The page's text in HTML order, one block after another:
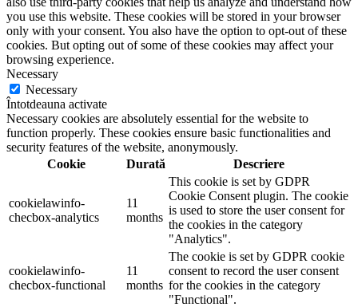
you use this website. These cookies will be stored in your browser
only with your consent. You also have the option to opt-out of these
cookies. But opting out of some of these cookies may affect your
browsing experience.
Necessary
Necessary
Întotdeauna activate
Necessary cookies are absolutely essential for the website to
function properly. These cookies ensure basic functionalities and
security features of the website, anonymously.
Cookie
Durată Descriere
cookielawinfo-
checbox-analytics
11
months
This cookie is set by GDPR
Cookie Consent plugin. The cookie
is used to store the user consent for
the cookies in the category
"Analytics".
cookielawinfo-
checbox-functional
11
months
The cookie is set by GDPR cookie
consent to record the user consent
for the cookies in the category
"Functional".